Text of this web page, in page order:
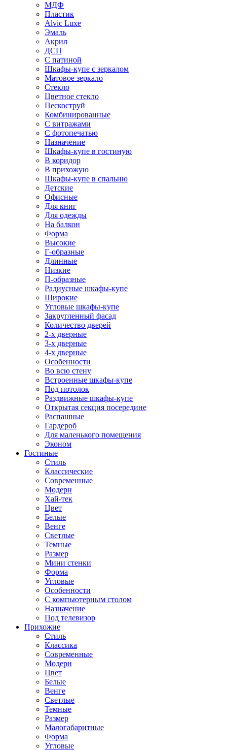
МДФ
Пластик
Alvic Luxe
Эмаль
Акрил
ДСП
С патиной
Шкафы-купе с зеркалом
Матовое зеркало
Стекло
Цветное стекло
Пескоструй
Комбинированные
С витражами
С фотопечатью
Назначение
Шкафы-купе в гостиную
В коридор
В прихожую
Шкафы-купе в спальню
Детские
Офисные
Для книг
Для одежды
На балкон
Форма
Высокие
Г-образные
Длинные
Низкие
П-образные
Радиусные шкафы-купе
Широкие
Угловые шкафы-купе
Закругленный фасад
Количество дверей
2-х дверные
3-х дверные
4-х дверные
Особенности
Во всю стену
Встроенные шкафы-купе
Под потолок
Раздвижные шкафы-купе
Открытая секция посередине
Распашные
Гардероб
Для маленького помещения
Эконом
Гостиные
Стиль
Классические
Современные
Модерн
Хай-тек
Цвет
Белые
Венге
Светлые
Темные
Размер
Мини стенки
Форма
Угловые
Особенности
С компьютерным столом
Назначение
Под телевизор
Прихожие
Стиль
Классика
Современные
Модерн
Цвет
Белые
Венге
Светлые
Темные
Размер
Малогабаритные
Форма
Угловые